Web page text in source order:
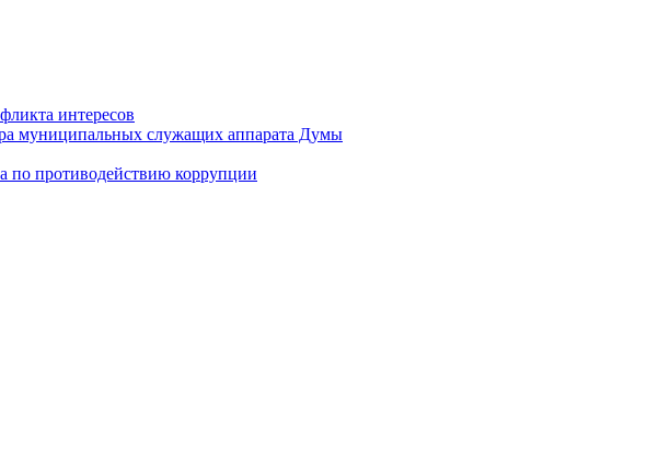
интересов
муниципальных служащих аппарата Думы
по противодействию коррупции